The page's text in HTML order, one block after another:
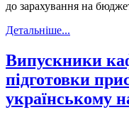
до зарахування на
Детальніше...
Випускники
підготовки
українському